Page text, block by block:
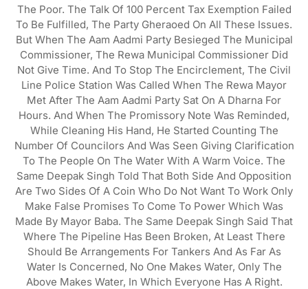
The Poor. The Talk Of 100 Percent Tax Exemption Failed
To Be Fulfilled, The Party Gheraoed On All These Issues.
But When The Aam Aadmi Party Besieged The Municipal
Commissioner, The Rewa Municipal Commissioner Did
Not Give Time. And To Stop The Encirclement, The Civil
Line Police Station Was Called When The Rewa Mayor
Met After The Aam Aadmi Party Sat On A Dharna For
Hours. And When The Promissory Note Was Reminded,
While Cleaning His Hand, He Started Counting The
Number Of Councilors And Was Seen Giving Clarification
To The People On The Water With A Warm Voice. The
Same Deepak Singh Told That Both Side And Opposition
Are Two Sides Of A Coin Who Do Not Want To Work Only
Make False Promises To Come To Power Which Was
Made By Mayor Baba. The Same Deepak Singh Said That
Where The Pipeline Has Been Broken, At Least There
Should Be Arrangements For Tankers And As Far As
Water Is Concerned, No One Makes Water, Only The
Above Makes Water, In Which Everyone Has A Right.